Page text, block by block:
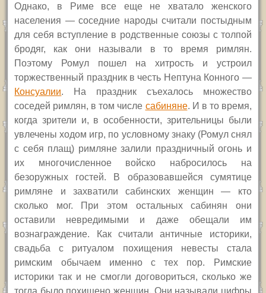
Однако, в Риме все еще не хватало женского
населения — соседние народы считали постыдным
для себя вступление в родственные союзы с толпой
бродяг, как они называли в то время римлян.
Поэтому Ромул пошел на хитрость и устроил
торжественный праздник в честь Нептуна Конного —
Консуалии. На праздник съехалось множество
соседей римлян, в том числе сабиняне. И в то время,
когда зрители и, в особенности, зрительницы были
увлечены ходом игр, по условному знаку (Ромул снял
с себя плащ) римляне залили праздничный огонь и
их многочисленное войско набросилось на
безоружных гостей. В образовавшейся сумятице
римляне и захватили сабинских женщин — кто
сколько мог. При этом остальных сабинян они
оставили невредимыми и даже обещали им
вознаграждение. Как считали античные историки,
свадьба с ритуалом похищения невесты стала
римским обычаем именно с тех пор. Римские
историки так и не смогли договориться, сколько же
тогда было похищено женщин. Они называли цифры